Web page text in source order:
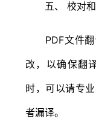
五、 校对和
PDF文件翻
改，以确保翻
时，可以请专
者漏译‌。